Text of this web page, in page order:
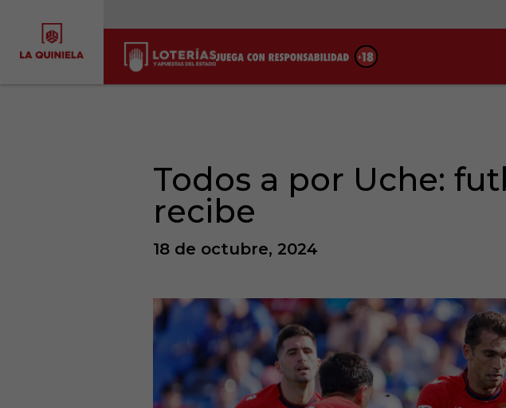
Todos a por Uche:
recibe
18 de octubre, 2024